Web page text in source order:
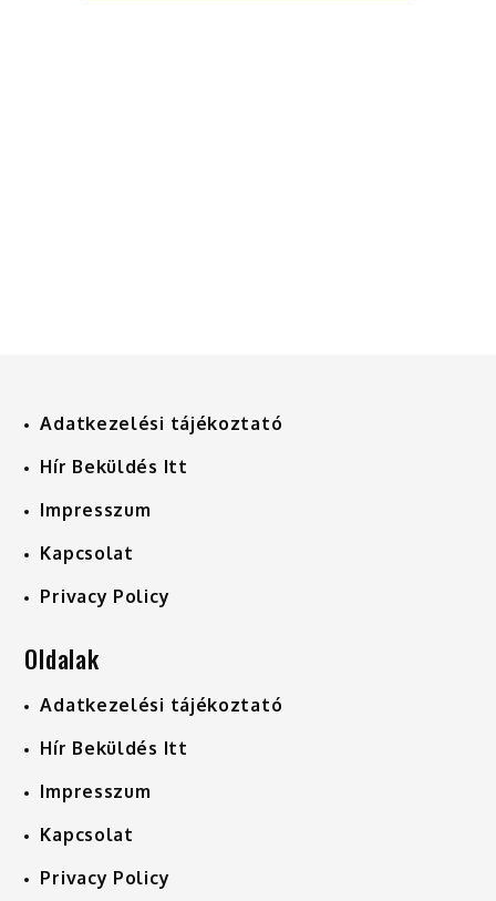
Adatkezelési tájékoztató
Hír Beküldés Itt
Impresszum
Kapcsolat
Privacy Policy
Oldalak
Adatkezelési tájékoztató
Hír Beküldés Itt
Impresszum
Kapcsolat
Privacy Policy